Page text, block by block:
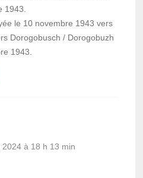
1943.
le 10 novembre 1943 vers
Dorogobusch / Dorogobuzh
1943.
à 18 h 13 min